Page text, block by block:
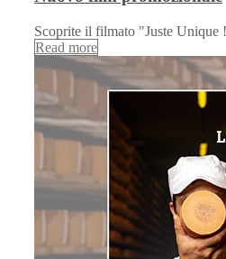
Scoprite il filmato "Juste
Read more